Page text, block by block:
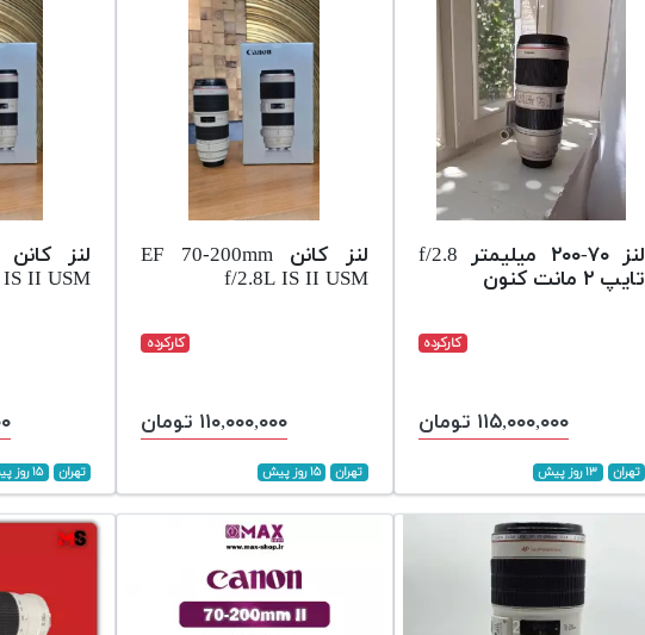
لنز ۷۰-۲۰۰ میلیمتر f/2.8
تایپ ۲ مانت کنون
کارکرده
۱۱۵,۰۰۰,۰۰۰ تومان
تهران ۱۳ روز پیش
لنز کانن EF 70-200mm
f/2.8L IS II USM
کارکرده
۱۱۰,۰۰۰,۰۰۰ تومان
تهران ۱۵ روز پیش
II USM
تهران ۱۵ روز پیش